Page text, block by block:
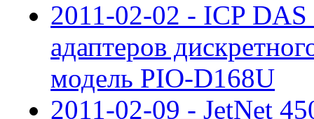
2011-02-02 - ICP
адаптеров
модель PIO-D168U
2011-02-09 - JetNet